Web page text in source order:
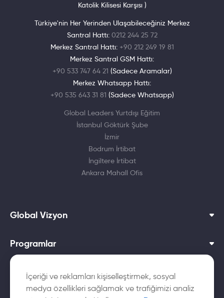
İçeriği ve reklamları kişiselleştirmek, sosyal
medya özellikleri sağlamak ve trafiğimizi analiz
Katolik Kilisesi Karşısı )
Türkiye'nin Her Yerinden Ulaşabileceğiniz Merkez
Santral Hattı: 0212 244 25 72
Merkez Santral Hattı: +90 212 249 19 81
Merkez Santral GSM Hattı:
+90 533 747 64 21 (Sadece Aramalar)
Merkez Whatsapp Hattı:
+90 535 643 31 81 (Sadece Whatsapp)
Global Leaders Yurtdışı Eğitim
İstanbul Göktürk Şube
İzmir
Bodrum İrtibat
İngiltere İrtibat
Ankara Mahall Ofis
Global Vizyon
Programlar
Dil Okulları